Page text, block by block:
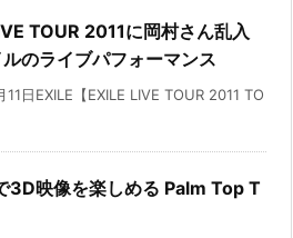
TOUR 2011に岡村さん乱入
のライブパフォーマンス
11日EXILE【EXILE LIVE TOUR 2011 TO
3D映像を楽しめる Palm Top T